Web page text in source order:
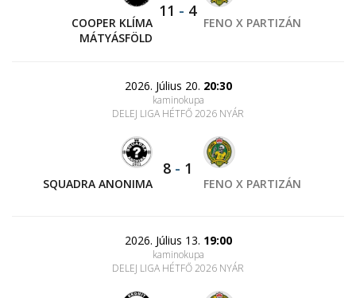
COOPER KLÍMA
MÁTYÁSFÖLD
11 - 4
FENO X PARTIZÁN
2026. Július 20. 20:30
kaminokupa
DELEJ LIGA HÉTFŐ 2026 NYÁR
SQUADRA ANONIMA
8 - 1
FENO X PARTIZÁN
2026. Július 13. 19:00
kaminokupa
DELEJ LIGA HÉTFŐ 2026 NYÁR